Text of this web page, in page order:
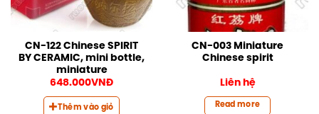
CN-122 Chinese SPIRIT
BY CERAMIC, mini bottle,
miniature
648.000VNĐ
Thêm vào giỏ
CN-003 Miniature
Chinese spirit
Liên hệ
Read more